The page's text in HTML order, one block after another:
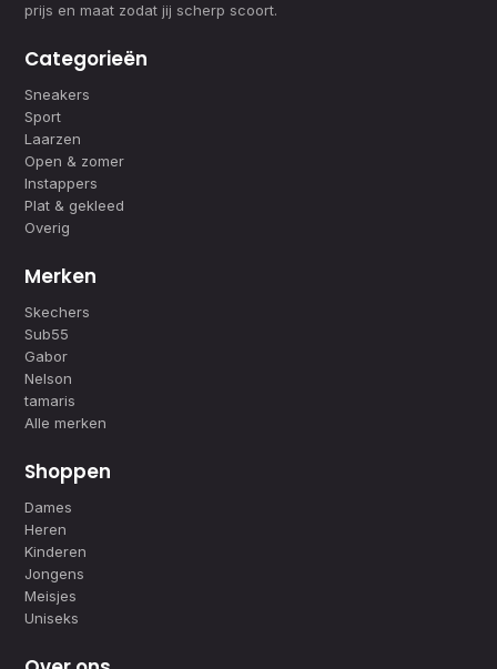
prijs en maat zodat jij scherp scoort.
Categorieën
Sneakers
Sport
Laarzen
Open & zomer
Instappers
Plat & gekleed
Overig
Merken
Skechers
Sub55
Gabor
Nelson
tamaris
Alle merken
Shoppen
Dames
Heren
Kinderen
Jongens
Meisjes
Uniseks